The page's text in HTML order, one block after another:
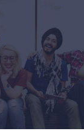
航